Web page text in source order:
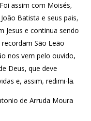
assim com Moisés,
Batista e seus pais,
Jesus e continua sendo
São Leão
nos vem pelo ouvido,
Deus, que deve
e, assim, redimi-la.
de Arruda Moura